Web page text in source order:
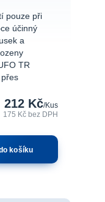
pouze při
účinný
a
TR
212 Kč/Kus
175 Kčbez DPH
košíku